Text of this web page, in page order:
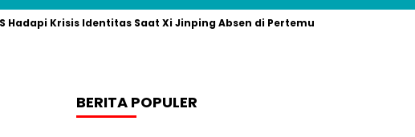
Krisis Identitas Saat Xi Jinping Absen di Pertemuan Puncak Rio
BERITA POPULER